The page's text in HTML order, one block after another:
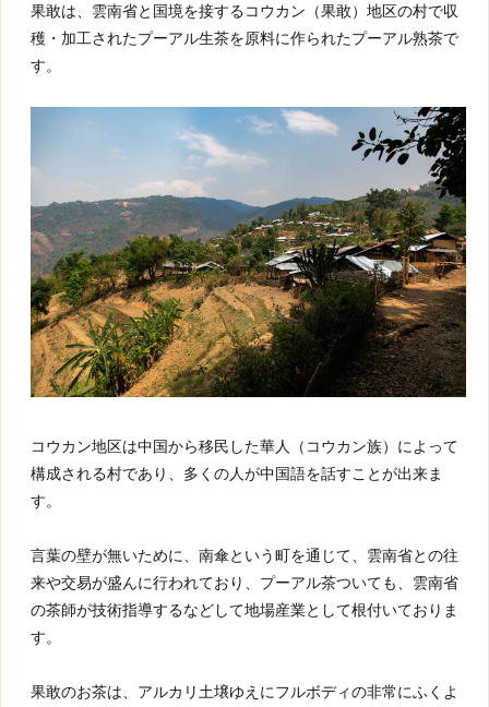
果敢は、雲南省と国境を接するコウカン（果敢）地区の村で収
穫・加工されたプーアル生茶を原料に作られたプーアル熟茶で
す。
コウカン地区は中国から移民した華人（コウカン族）によって
構成される村であり、多くの人が中国語を話すことが出来ま
す。
言葉の壁が無いために、南傘という町を通じて、雲南省との往
来や交易が盛んに行われており、プーアル茶ついても、雲南省
の茶師が技術指導するなどして地場産業として根付いておりま
す。
果敢のお茶は、アルカリ土壌ゆえにフルボディの非常にふくよ